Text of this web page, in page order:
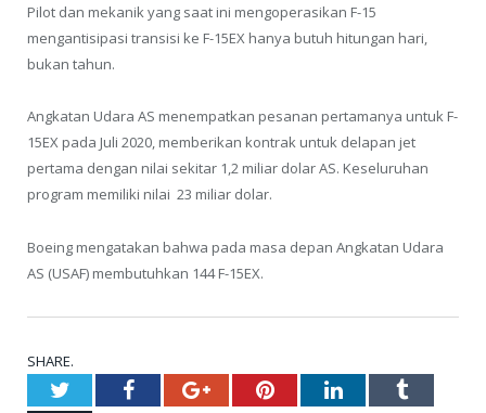
Pilot dan mekanik yang saat ini mengoperasikan F-15
mengantisipasi transisi ke F-15EX hanya butuh hitungan hari,
bukan tahun.
Angkatan Udara AS menempatkan pesanan pertamanya untuk F-
15EX pada Juli 2020, memberikan kontrak untuk delapan jet
pertama dengan nilai sekitar 1,2 miliar dolar AS. Keseluruhan
program memiliki nilai 23 miliar dolar.
Boeing mengatakan bahwa pada masa depan Angkatan Udara
AS (USAF) membutuhkan 144 F-15EX.
SHARE.
TwitterFacebookGoogle+PinterestLinkedInTumblr